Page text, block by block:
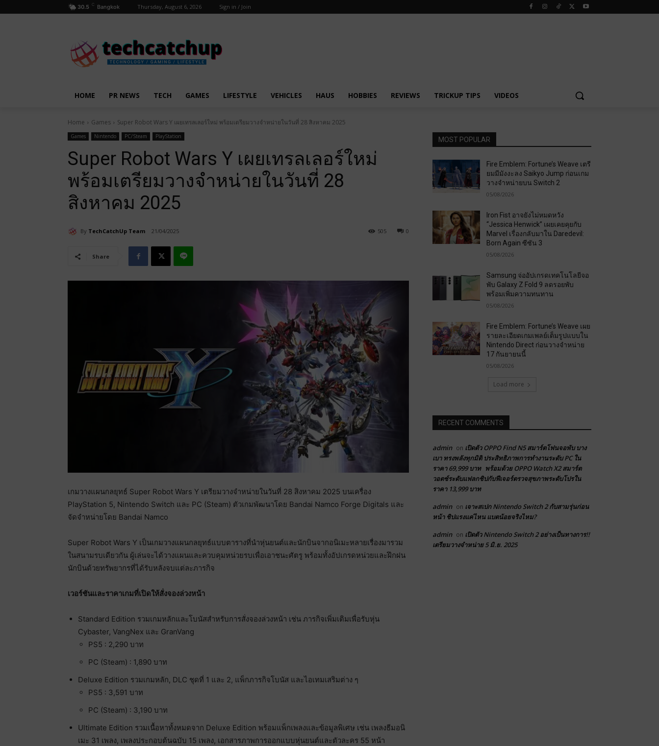
30.5 C Bangkok Thursday, August 6, 2026 Sign in / Join
HOME PR NEWS TECH GAMES LIFESTYLE VEHICLES HAUS HOBBIES REVIEWS TRICKUP TIPS VIDEOS
Home Games Super Robot Wars Y เผยเทรลเลอร์ใหม่ พร้อมเตรียมวางจำหน่ายในวันที่ 28 สิงหาคม 2025
Games Nintendo PC/Steam PlayStation
Super Robot Wars Y เผยเทรลเลอร์ใหม่
พร้อมเตรียมวางจำหน่ายในวันที่ 28
สิงหาคม 2025
By TechCatchUp Team 21/04/2025 0
505
Share
เกมวางแผนกลยุทธ์ Super Robot Wars Y เตรียมวางจำหน่ายในวันที่ 28 สิงหาคม 2025 บนเครื่อง
PlayStation 5, Nintendo Switch และ PC (Steam) ตัวเกมพัฒนาโดย Bandai Namco Forge Digitals และ
จัดจำหน่ายโดย Bandai Namco
Super Robot Wars Y เป็นเกมวางแผนกลยุทธ์แบบตารางที่นำหุ่นยนต์และนักบินจากอนิเมะหลายเรื่องมารวม
ในสนามรบเดียวกัน ผู้เล่นจะได้วางแผนและควบคุมหน่วยรบเพื่อเอาชนะศัตรู พร้อมทั้งอัปเกรดหน่วยและฝึกฝน
นักบินด้วยทรัพยากรที่ได้รับหลังจบแต่ละภารกิจ
เวอร์ชันและราคาเกมที่เปิดให้สั่งจองล่วงหน้า
Standard Edition รวมเกมหลักและโบนัสสำหรับการสั่งจองล่วงหน้า เช่น ภารกิจเพิ่มเติมเพื่อรับหุ่น
Cybaster, VangNex และ GranVang
PS5 : 2,290 บาท
PC (Steam) : 1,890 บาท
Deluxe Edition รวมเกมหลัก, DLC ชุดที่ 1 และ 2, แพ็กภารกิจโบนัส และไอเทมเสริมต่าง ๆ
PS5 : 3,591 บาท
PC (Steam) : 3,190 บาท
Ultimate Edition รวมเนื้อหาทั้งหมดจาก Deluxe Edition พร้อมแพ็กเพลงและข้อมูลพิเศษ เช่น เพลงธีมอนิ
เมะ 31 เพลง, เพลงประกอบต้นฉบับ 15 เพลง, เอกสารภาพการออกแบบหุ่นยนต์และตัวละคร 55 หน้า
MOST POPULAR
Fire Emblem: Fortune’s Weave เตรี
ยมมีมังงะลง Saikyo Jump ก่อนเกม
วางจำหน่ายบน Switch 2
05/08/2026
Iron Fist อาจยังไม่หมดหวัง
“Jessica Henwick” เผยเคยคุยกับ
Marvel เรื่องกลับมาใน Daredevil:
Born Again ซีซัน 3
05/08/2026
Samsung จ่ออัปเกรดเทคโนโลยีจอ
พับ Galaxy Z Fold 9 ลดรอยพับ
พร้อมเพิ่มความทนทาน
05/08/2026
Fire Emblem: Fortune’s Weave เผย
รายละเอียดเกมเพลย์เต็มรูปแบบใน
Nintendo Direct ก่อนวางจำหน่าย
17 กันยายนนี้
05/08/2026
Load more
RECENT COMMENTS
admin on เปิดตัว OPPO Find N5 สมาร์ตโฟนจอพับ บาง
เบา ทรงพลังทุกมิติ ประสิทธิภาพการทำงานระดับ PC ใน
ราคา 69,999 บาท พร้อมด้วย OPPO Watch X2 สมาร์ต
วอตช์ระดับแฟลกชิปกับฟีเจอร์ตรวจสุขภาพระดับโปรใน
ราคา 13,999 บาท
admin on เจาะสเปก Nintendo Switch 2 กับสามรุ่นก่อน
หน้า ชิปแรงแค่ไหน แบตน้อยจริงไหม?
admin on เปิดตัว Nintendo Switch 2 อย่างเป็นทางการ!!
เตรียมวางจำหน่าย 5 มิ.ย. 2025